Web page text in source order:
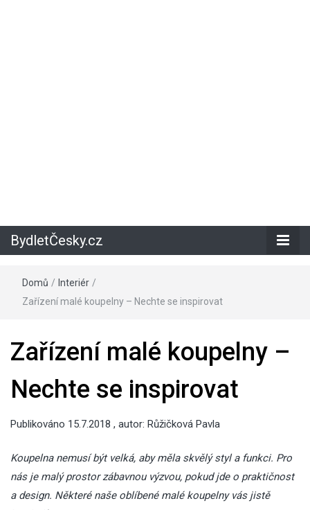
BydletČesky.cz
Domů / Interiér /
Zařízení malé koupelny – Nechte se inspirovat
Zařízení malé koupelny –
Nechte se inspirovat
Publikováno 15.7.2018 , autor: Růžičková Pavla
Koupelna nemusí být velká, aby měla skvělý styl a funkci. Pro
nás je malý prostor zábavnou výzvou, pokud jde o praktičnost
a design. Některé naše oblíbené malé koupelny vás jistě